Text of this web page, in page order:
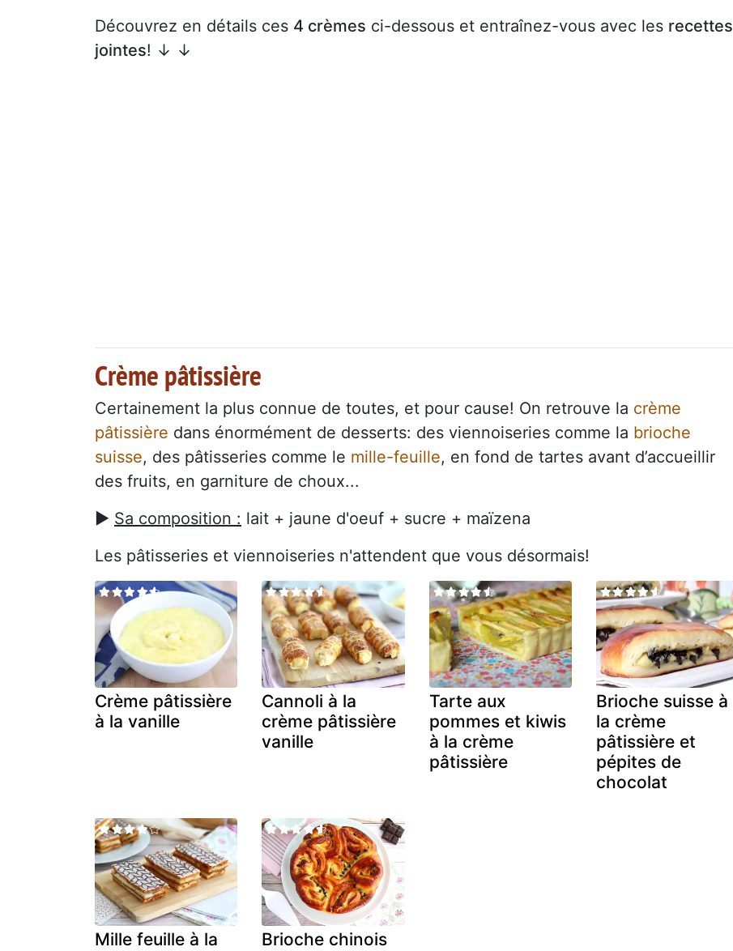
Découvrez en détails ces 4 crèmes ci-dessous et entraînez-vous avec les recettes
jointes! ↓ ↓
Crème pâtissière
Certainement la plus connue de toutes, et pour cause! On retrouve la crème
pâtissière dans énormément de desserts: des viennoiseries comme la brioche
suisse, des pâtisseries comme le mille-feuille, en fond de tartes avant d’accueillir
des fruits, en garniture de choux...
► Sa composition : lait + jaune d'oeuf + sucre + maïzena
Les pâtisseries et viennoiseries n'attendent que vous désormais!
Crème pâtissière
à la vanille
Cannoli à la
crème pâtissière
vanille
Tarte aux
pommes et kiwis
à la crème
pâtissière
Brioche suisse à
la crème
pâtissière et
pépites de
chocolat
Mille feuille à la
Brioche chinois